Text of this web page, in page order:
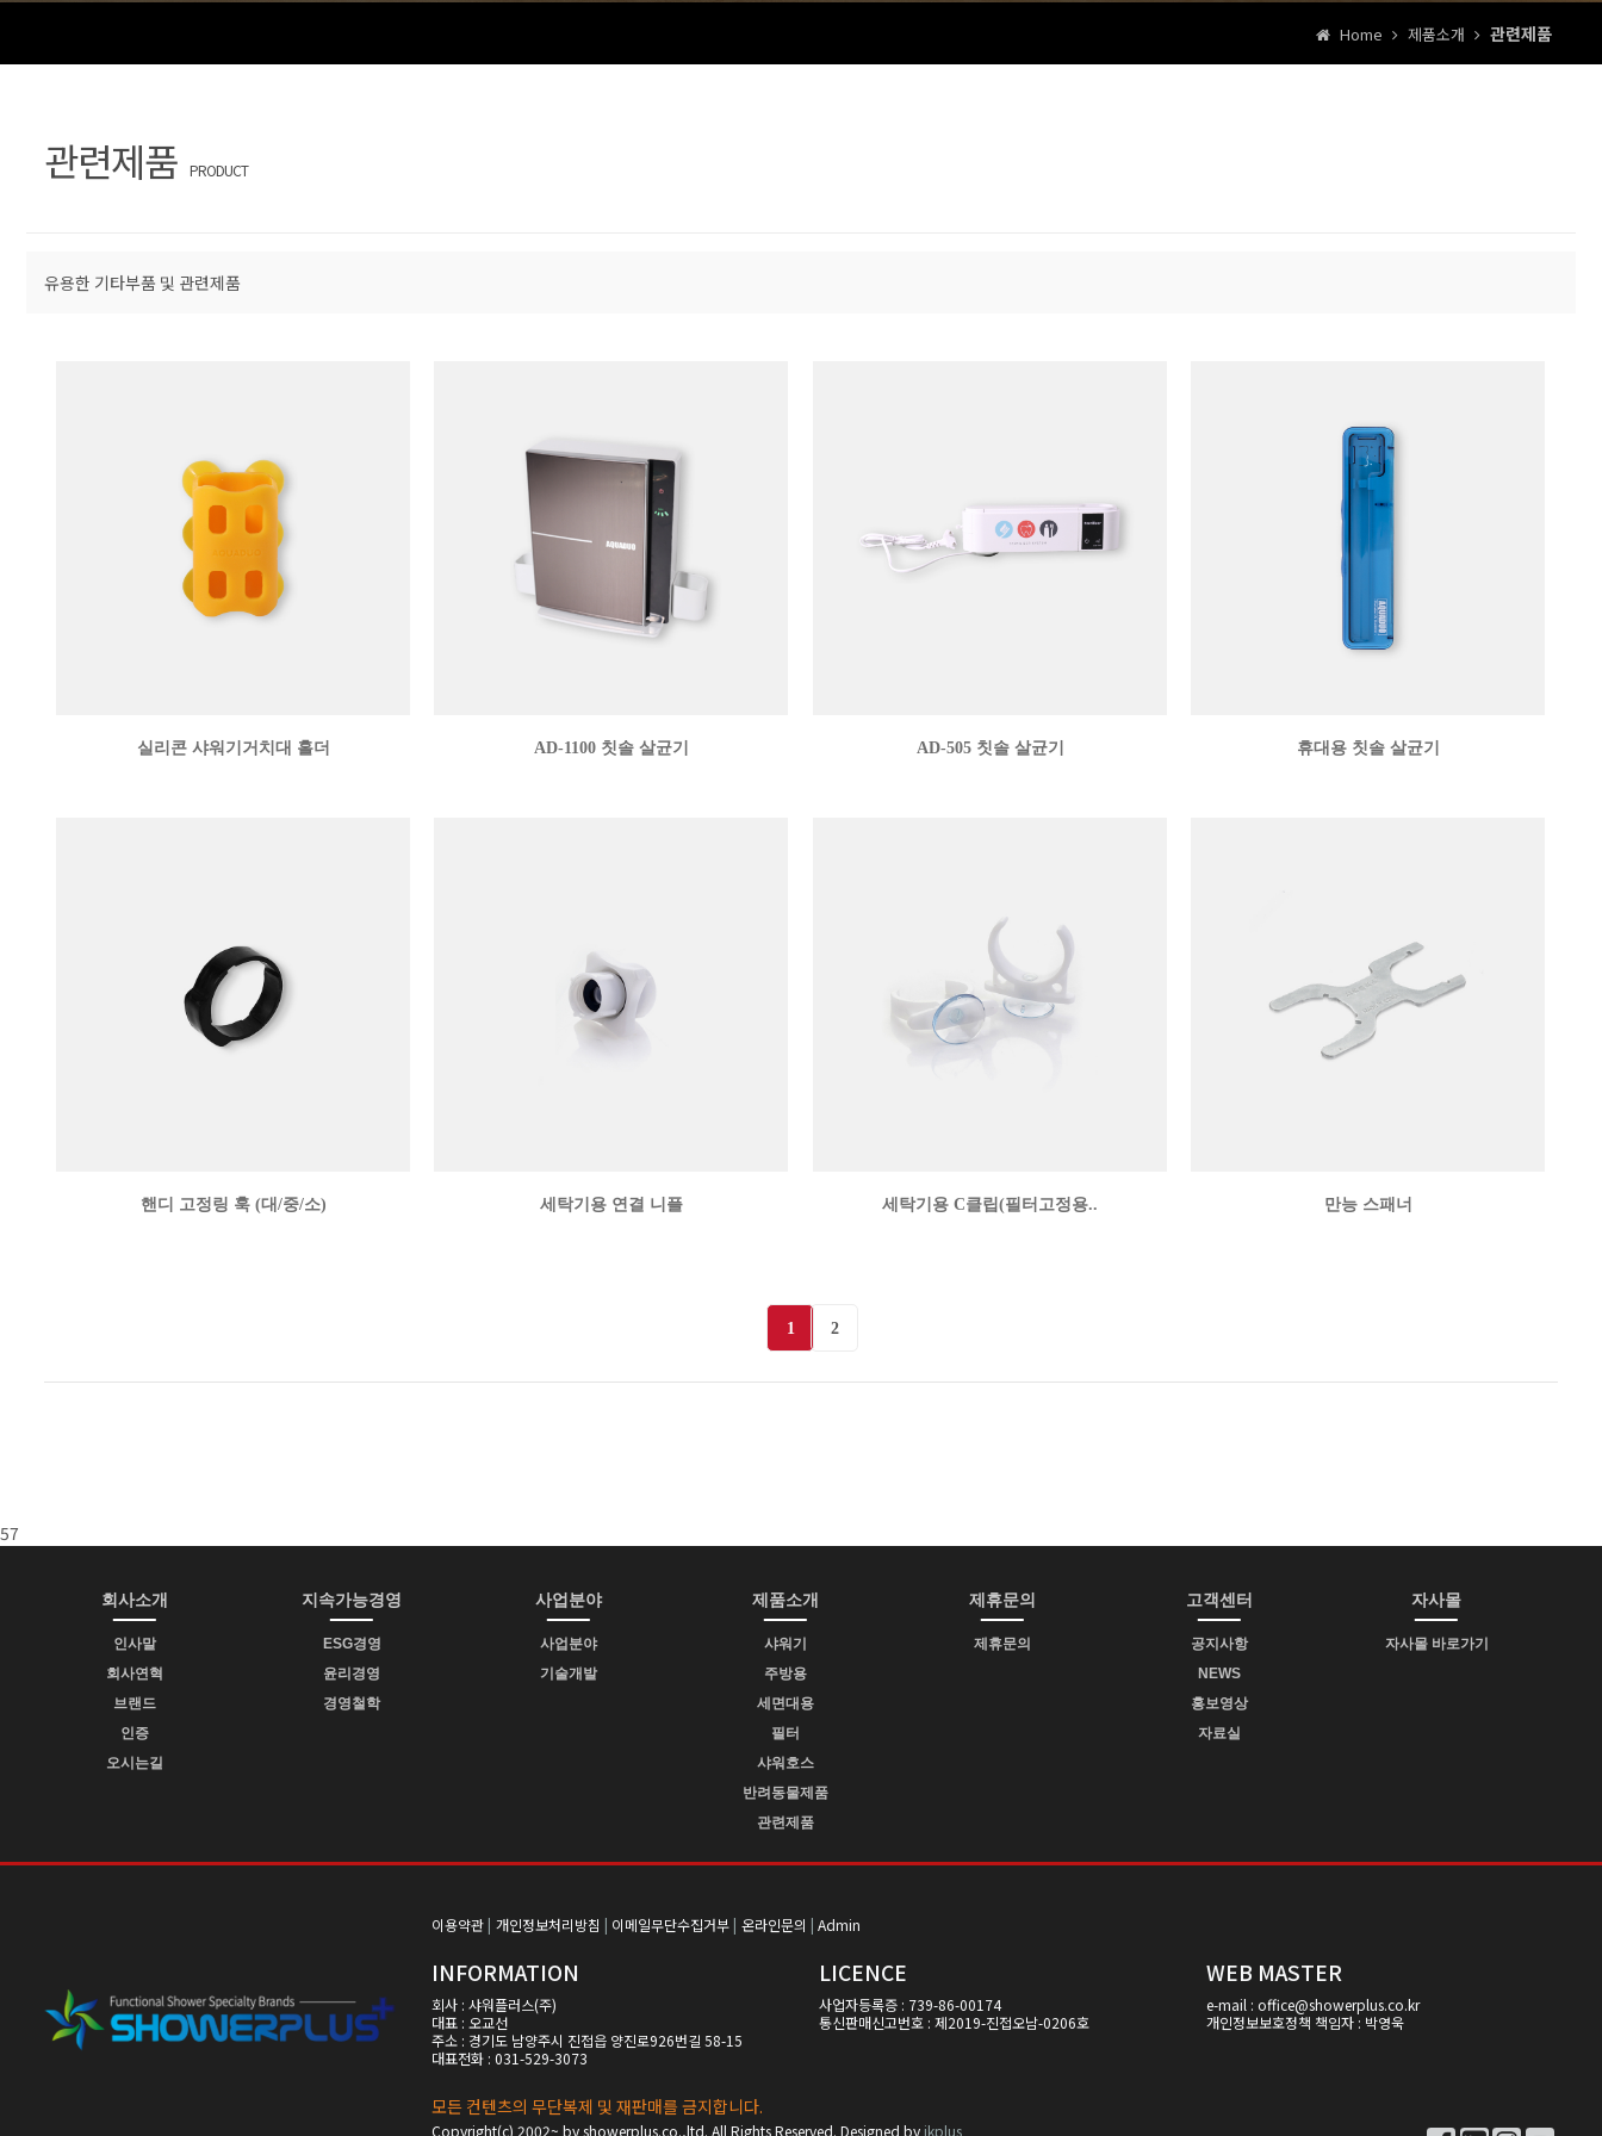
Home 제품소개 관련제품
관련제품 PRODUCT
유용한 기타부품 및 관련제품
실리콘 샤워기거치대 홀더 AD-1100 칫솔 살균기 AD-505 칫솔 살균기 휴대용 칫솔 살균기
핸디 고정링 훅 (대/중/소) 세탁기용 연결 니플 세탁기용 C클립(필터고정용.. 만능 스패너
1 2
57
회사소개
인사말
회사연혁
브랜드
인증
오시는길
지속가능경영
ESG경영
윤리경영
경영철학
사업분야
사업분야
기술개발
제품소개
샤워기
주방용
세면대용
필터
샤워호스
반려동물제품
관련제품
제휴문의
제휴문의
고객센터
공지사항
NEWS
홍보영상
자료실
자사몰
자사몰 바로가기
이용약관 | 개인정보처리방침 | 이메일무단수집거부 | 온라인문의 | Admin
INFORMATION
회사 : 샤워플러스(주)
대표 : 오교선
주소 : 경기도 남양주시 진접읍 양진로926번길 58-15
대표전화 : 031-529-3073
LICENCE
사업자등록증 : 739-86-00174
통신판매신고번호 : 제2019-진접오남-0206호
WEB MASTER
e-mail : office@showerplus.co.kr
개인정보보호정책 책임자 : 박영욱
모든 컨텐츠의 무단복제 및 재판매를 금지합니다.
Copyright(c) 2002~ by showerplus.co.,ltd. All Rights Reserved. Designed by ikplus